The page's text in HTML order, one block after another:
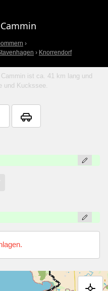
›
› Knorrendorf
ist ca. 41 km lang und
und Kuckssee.